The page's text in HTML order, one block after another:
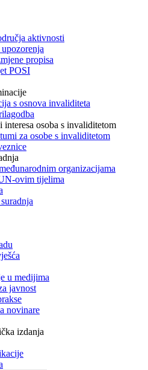
aktivnosti
propisa
POSI
s osnova invaliditeta
interesa osoba s invaliditetom
za osobe s invaliditetom
organizacijama
ovim tijelima
u medijima
javnost
novinare
izdanja